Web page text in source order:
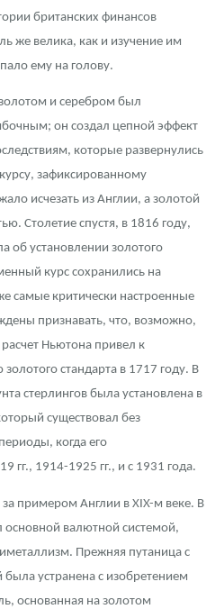
британских финансов
же велика, как и изучение им
ему на голову.
и серебром был
он создал цепной эффект
которые развернулись
зафиксированному
исчезать из Англии, а золотой
Столетие спустя, в 1816 году,
об установлении золотого
курс сохранились на
самые критически настроенные
признавать, что, возможно,
Ньютона привел к
стандарта в 1717 году. В
стерлингов была установлена в
существовал без
когда его
гг., 1914-1925 гг., и с 1931 года.
примером Англии в XIX-м веке. В
основной валютной системой,
Прежняя путаница с
устранена с изобретением
основанная на золотом